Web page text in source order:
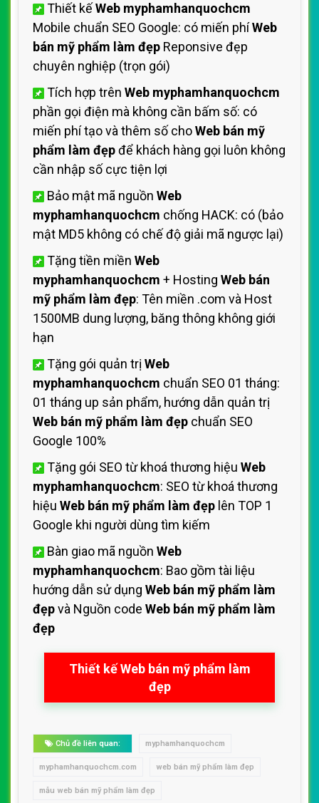
Thiết kếWeb myphamhanquochcm
Mobile chuẩn SEO Google: có miến phíWeb
bán mỹ phẩm làm đẹp Reponsive đẹp
chuyên nghiệp (trọn gói)
Tích hợp trên Web myphamhanquochcm
phần gọi điện mà không cần bấm số: có
miến phí tạo và thêm số choWeb bán mỹ
phẩm làm đẹpđể khách hàng gọi luôn không
cần nhập số cực tiện lợi
Bảo mật mã nguồn Web
myphamhanquochcm chống HACK: có (bảo
mật MD5 không có chế độ giải mã ngược lại)
Tặng tiền miền Web
myphamhanquochcm + Hosting Web bán
mỹ phẩm làm đẹp: Tên miền .com và Host
1500MB dung lượng, băng thông không giới
hạn
Tặng gói quản trị Web
myphamhanquochcm chuẩn SEO 01 tháng:
01 tháng up sản phẩm, hướng dẫn quản trị
Web bán mỹ phẩm làm đẹp chuẩn SEO
Google 100%
Tặng gói SEO từ khoá thương hiệu Web
myphamhanquochcm: SEO từ khoá thương
hiệu Web bán mỹ phẩm làm đẹp lên TOP 1
Google khi người dùng tìm kiếm
Bàn giao mã nguồn Web
myphamhanquochcm: Bao gồm tài liệu
hướng dẫn sử dụng Web bán mỹ phẩm làm
đẹpvà Nguồn code Web bán mỹ phẩm làm
đẹp
Thiết kế Web bán mỹ phẩm làm
đẹp
Chủ đề liên quan: myphamhanquochcm
myphamhanquochcm.com web bán mỹ phẩm làm đẹp
mẫu web bán mỹ phẩm làm đẹp